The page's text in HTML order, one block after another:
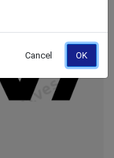
Cancel OK